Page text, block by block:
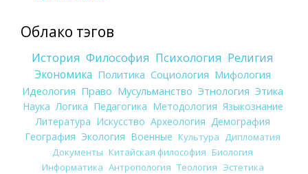
Облако тэгов
История Философия Психология Религия
Экономика Политика Социология Мифология
Идеология Право Мусульманство Этнология Этика
Наука Логика Педагогика Методология Языкознание
Литература Искусство Археология Демография
География Экология Военные Культура
Дипломатия
Документы Китайская философия Биология
Информатика Антропология Теология Эстетика